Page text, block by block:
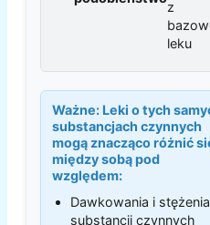
z
leku
Ważne: Leki o tych
substancjach czynnych
mogą znacząco różnić
między sobą pod
względem:
Dawkowania i stężenia
substancji czynnych